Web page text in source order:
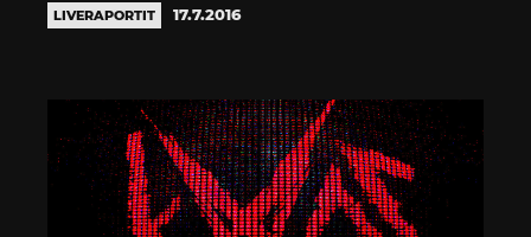
LIVERAPORTIT 17.7.2016